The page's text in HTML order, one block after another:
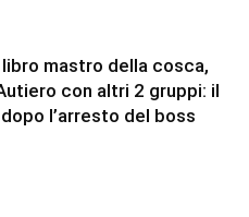
libro mastro della cosca,
con altri 2 gruppi: il
l’arresto del boss